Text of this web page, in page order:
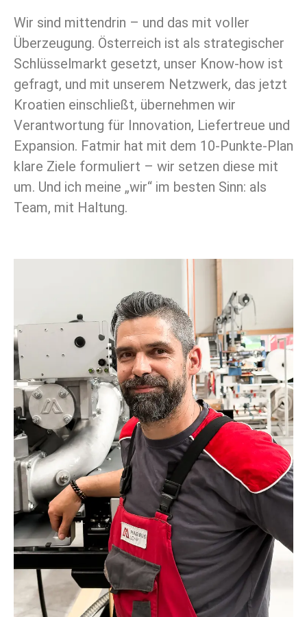
Wir sind mittendrin – und das mit voller
Überzeugung. Österreich ist als strategischer
Schlüsselmarkt gesetzt, unser Know-how ist
gefragt, und mit unserem Netzwerk, das jetzt
Kroatien einschließt, übernehmen wir
Verantwortung für Innovation, Liefertreue und
Expansion. Fatmir hat mit dem 10-Punkte-Plan
klare Ziele formuliert – wir setzen diese mit
um. Und ich meine „wir“ im besten Sinn: als
Team, mit Haltung.